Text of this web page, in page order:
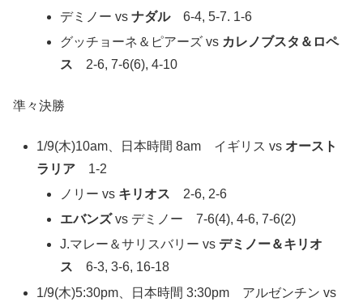
デミノー vsナダル6-4, 5-7. 1-6
グッチョーネ＆ピアーズ vs カレノブスタ＆ロペ
ス 2-6, 7-6(6), 4-10
準々決勝
1/9(木)10am、日本時間 8am イギリス vs オースト
ラリア 1-2
ノリー vs キリオス 2-6, 2-6
エバンズvs デミノー 7-6(4), 4-6, 7-6(2)
J.マレー＆サリスバリー vs デミノー＆キリオ
ス 6-3, 3-6, 16-18
1/9(木)5:30pm、日本時間 3:30pm アルゼンチン vs